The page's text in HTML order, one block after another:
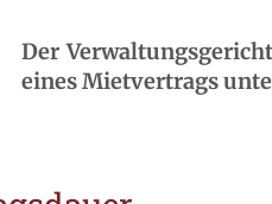
Der
eines Mietvertrags